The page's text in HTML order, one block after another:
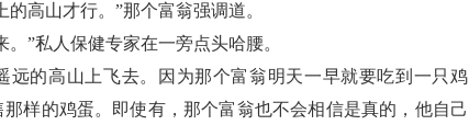
高山才行。”那个富翁强调道。
”私人保健专家在一旁点头哈腰。
远的高山上飞去。因为那个富翁明天一早就要吃到一只鸡
样的鸡蛋。即使有，那个富翁也不会相信是真的，他自己